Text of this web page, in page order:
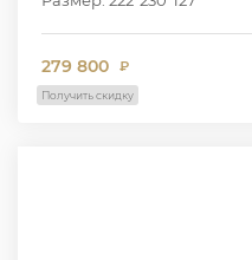
279 800 ₽
Получить скидку